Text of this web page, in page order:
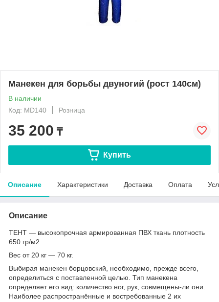
Манекен для борьбы двуногий (рост 140см)
В наличии
Код: MD140
Розница
35 200 ₸
Купить
Описание Характеристики Доставка Оплата
Описание
ТЕНТ ― высокопрочная армированная ПВХ ткань плотность
650 гр/м2
Вес от 20 кг ― 70 кг.
Выбирая манекен борцовский, необходимо, прежде всего,
определиться с поставленной целью. Тип манекена
определяет его вид: количество ног, рук, совмещены-ли они.
Наиболее распространённые и востребованные 2 их